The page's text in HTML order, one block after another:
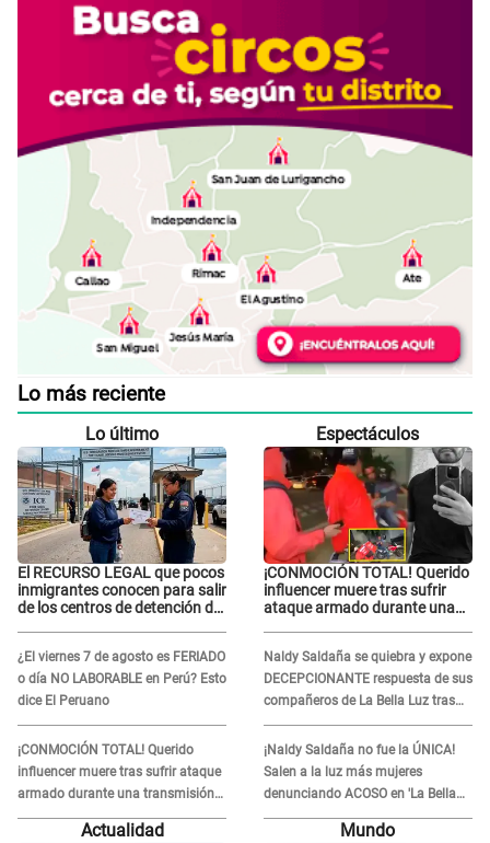
Lo más reciente
Lo último
El RECURSO LEGAL que pocos
inmigrantes conocen para salir
de los centros de detención del
¿El viernes 7 de agosto es FERIADO
o día NO LABORABLE en Perú? Esto
dice El Peruano
¡CONMOCIÓN TOTAL! Querido
influencer muere tras sufrir ataque
armado durante una transmisión
en vivo
Espectáculos
¡CONMOCIÓN TOTAL! Querido
influencer muere tras sufrir
ataque armado durante una
Naldy Saldaña se quiebra y expone
DECEPCIONANTE respuesta de sus
compañeros de La Bella Luz tras
sufrir agresión: "Sabían lo que
pasaba"
¡Naldy Saldaña no fue la ÚNICA!
Salen a la luz más mujeres
denunciando ACOSO en 'La Bella
Luz' por parte de director
Actualidad Mundo